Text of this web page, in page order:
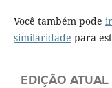
Você também pode
similaridade para
EDIÇÃO ATUAL